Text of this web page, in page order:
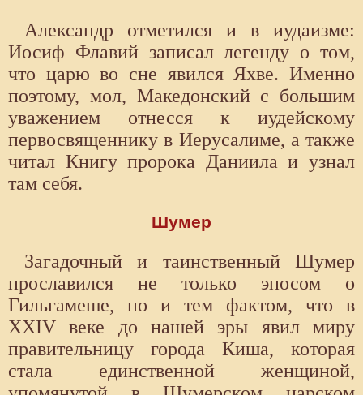
Александр отметился и в иудаизме:
Иосиф Флавий записал легенду о том,
что царю во сне явился Яхве. Именно
поэтому, мол, Македонский с большим
уважением отнесся к иудейскому
первосвященнику в Иерусалиме, а также
читал Книгу пророка Даниила и узнал
там себя.
Шумер
Загадочный и таинственный Шумер
прославился не только эпосом о
Гильгамеше, но и тем фактом, что в
XXIV веке до нашей эры явил миру
правительницу города Киша, которая
стала единственной женщиной,